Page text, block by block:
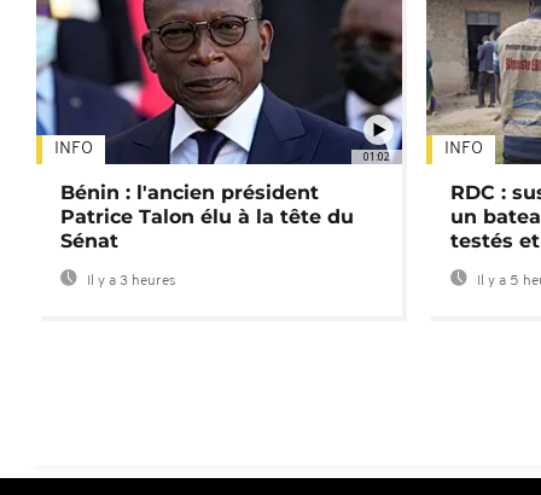
01:02
INFO
Bénin : l'ancien président
Patrice Talon élu à la tête du
Sénat
Il y a 3 heures
INFO
RDC :
un
testés
Il y a 5